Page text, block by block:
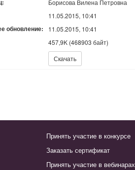
Борисова Вилена Петровна
11.05.2015, 10:41
обновление: 11.05.2015, 10:41
457,9K (468903 байт)
Скачать
Принять участие в конкурсе
Заказать сертификат
Принять участие в вебинарах